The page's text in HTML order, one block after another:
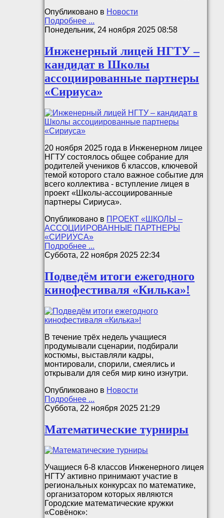
Опубликовано в Новости
Подробнее ...
Понедельник, 24 ноября 2025 08:58
Инженерный лицей НГТУ –
кандидат в Школы
ассоциированные партнеры
«Сириуса»
20 ноября 2025 года в Инженерном лицее
НГТУ состоялось общее собрание для
родителей учеников 6 классов, ключевой
темой которого стало важное событие для
всего коллектива - вступление лицея в
проект «Школы-ассоциированные
партнеры Сириуса».
Опубликовано в ПРОЕКТ «ШКОЛЫ –
АССОЦИИРОВАННЫЕ ПАРТНЕРЫ
«СИРИУСА»
Подробнее ...
Суббота, 22 ноября 2025 22:34
Подведём итоги ежегодного
кинофестиваля «Килька»!
В течение трёх недель учащиеся
продумывали сценарии, подбирали
костюмы, выставляли кадры,
монтировали, спорили, смеялись и
открывали для себя мир кино изнутри.
Опубликовано в Новости
Подробнее ...
Суббота, 22 ноября 2025 21:29
Математические турниры
Учащиеся 6-8 классов Инженерного лицея
НГТУ активно принимают участие в
региональных конкурсах по математике,
организатором которых являются
Городские математические кружки
«Совёнок»: